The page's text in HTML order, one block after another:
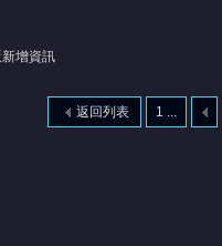
增資訊
1 ...
返回列表